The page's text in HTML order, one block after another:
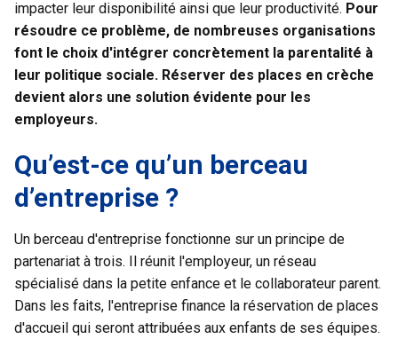
impacter leur disponibilité ainsi que leur productivité. Pour
résoudre ce problème, de nombreuses organisations
font le choix d'intégrer concrètement la parentalité à
leur politique sociale. Réserver des places en crèche
devient alors une solution évidente pour les
employeurs.
Qu’est-ce qu’un berceau
d’entreprise ?
Un berceau d'entreprise fonctionne sur un principe de
partenariat à trois. Il réunit l'employeur, un réseau
spécialisé dans la petite enfance et le collaborateur parent.
Dans les faits, l'entreprise finance la réservation de places
d'accueil qui seront attribuées aux enfants de ses équipes.